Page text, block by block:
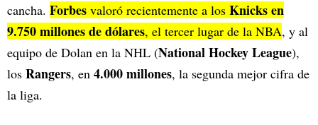
cancha. Forbes valoró recientemente a los Knicks en
9.750 millones de dólares, el tercer lugar de la NBA, y al
equipo de Dolan en la NHL (National Hockey League),
los Rangers, en 4.000 millones, la segunda mejor cifra de
la liga.